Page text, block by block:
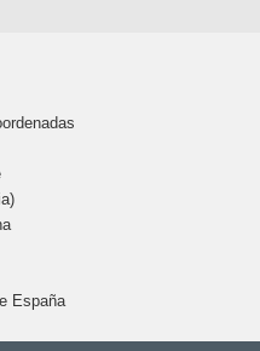
España